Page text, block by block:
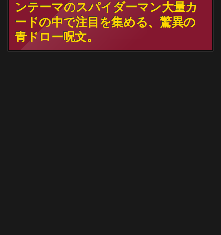
ンテーマのスパイダーマン大量カ
ードの中で注目を集める、驚異の
青ドロー呪文。